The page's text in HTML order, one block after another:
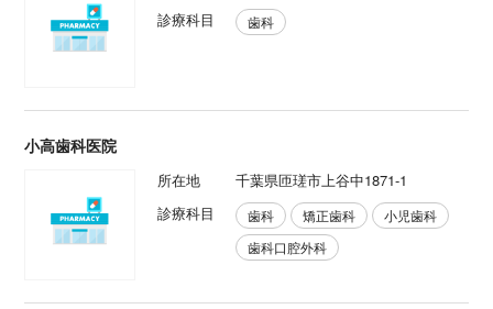
診療科目
歯科
小高歯科医院
所在地
千葉県匝瑳市上谷中1871-1
診療科目
歯科 矯正歯科
小児歯科
歯科口腔外科